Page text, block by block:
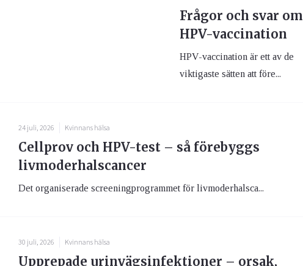
Frågor och svar om
HPV-vaccination
HPV-vaccination är ett av de
viktigaste sätten att före...
24 juli, 2026 Kvinnans hälsa
Cellprov och HPV-test – så förebyggs
livmoderhalscancer
Det organiserade screeningprogrammet för livmoderhalsca...
30 juli, 2026 Kvinnans hälsa
Upprepade urinvägsinfektioner – orsak,